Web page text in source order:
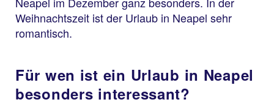
Weihnachtszeit ist der Urlaub in Neapel sehr
romantisch.
Für wen ist ein Urlaub in Neapel
besonders interessant?